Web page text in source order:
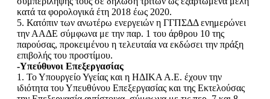
κατά τα φορολογικά έτη 2018 έως 2020.
5. Κατόπιν των ανωτέρω ενεργειών η ΓΓΠΣΔΔ ενημερώνει
την ΑΑΔΕ σύμφωνα με την παρ. 1 του άρθρου 10 της
παρούσας, προκειμένου η τελευταία να εκδώσει την πράξη
επιβολής του προστίμου.
-Υπεύθυνοι Επεξεργασίας
1. Το Υπουργείο Υγείας και η ΗΔΙΚΑ Α.Ε. έχουν την
ιδιότητα του Υπευθύνου Επεξεργασίας και της Εκτελούσας